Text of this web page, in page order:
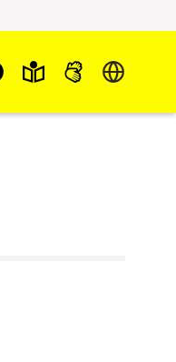
Sprache